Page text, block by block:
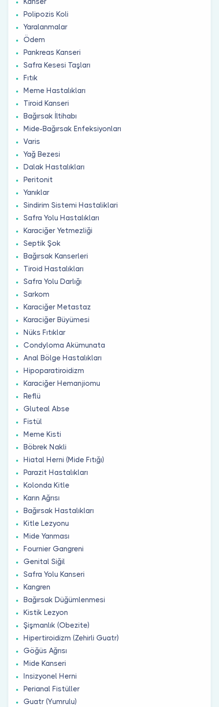
Polipozis Koli
Yaralanmalar
Ödem
Pankreas Kanseri
Safra Kesesi Taşları
Fıtık
Meme Hastalıkları
Tiroid Kanseri
Bağırsak İltihabı
Mide-Bağırsak Enfeksiyonları
Varis
Yağ Bezesi
Dalak Hastalıkları
Peritonit
Yanıklar
Sindirim Sistemi Hastaliklari
Safra Yolu Hastalıkları
Karaciğer Yetmezliği
Septik Şok
Bağırsak Kanserleri
Tiroid Hastalıkları
Safra Yolu Darlığı
Sarkom
Karaciğer Metastaz
Karaciğer Büyümesi
Nüks Fıtıklar
Condyloma Akümunata
Anal Bölge Hastalıkları
Hipoparatiroidizm
Karaciğer Hemanjiomu
Reflü
Gluteal Abse
Fistül
Meme Kisti
Böbrek Nakli
Hiatal Herni (Mide Fıtığı)
Parazit Hastalıkları
Kolonda Kitle
Karın Ağrısı
Bağırsak Hastalıkları
Kitle Lezyonu
Mide Yanması
Fournier Gangreni
Genital Siğil
Safra Yolu Kanseri
Kangren
Bağırsak Düğümlenmesi
Kistik Lezyon
Şişmanlık (Obezite)
Hipertiroidizm (Zehirli Guatr)
Göğüs Ağrısı
Mide Kanseri
Insizyonel Herni
Perianal Fistüller
Guatr (Yumrulu)